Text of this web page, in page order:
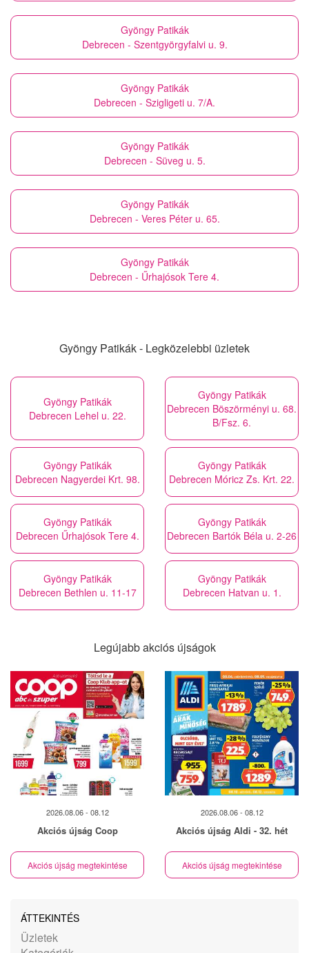
Gyöngy Patikák
Debrecen - Szentgyörgyfalvi u. 9.
Gyöngy Patikák
Debrecen - Szigligeti u. 7/A.
Gyöngy Patikák
Debrecen - Süveg u. 5.
Gyöngy Patikák
Debrecen - Veres Péter u. 65.
Gyöngy Patikák
Debrecen - Űrhajósok Tere 4.
Gyöngy Patikák - Legközelebbi üzletek
Gyöngy Patikák
Debrecen Lehel u. 22.
Gyöngy Patikák
Debrecen Böszörményi u. 68.
B/Fsz. 6.
Gyöngy Patikák
Debrecen Nagyerdei Krt. 98.
Gyöngy Patikák
Debrecen Móricz Zs. Krt. 22.
Gyöngy Patikák
Debrecen Űrhajósok Tere 4.
Gyöngy Patikák
Debrecen Bartók Béla u. 2-26
Gyöngy Patikák
Debrecen Bethlen u. 11-17
Gyöngy Patikák
Debrecen Hatvan u. 1.
Legújabb akciós újságok
2026.08.06 - 08.12
Akciós újság Coop
Akciós újság megtekintése
2026.08.06 - 08.12
Akciós újság Aldi - 32. hét
Akciós újság megtekintése
ÁTTEKINTÉS
Üzletek